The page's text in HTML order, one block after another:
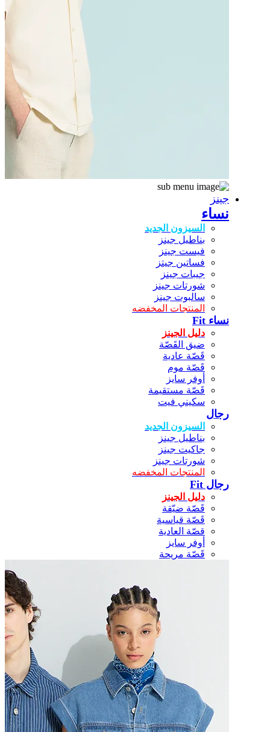
جينز
نساء
السيزون الجديد
بناطيل جينز
فيست جينز
فساتين جيتز
جيبات جينز
شورتات جينز
سالبوت جينز
المنتجات المخفضه
نساء Fit
دليل الجينز
ضيق القَصّة
قَصّة عادية
قَصّة موم
أوفر سايز
قَصّة مستقيمة
سكيني فيت
رجال
السيزون الجديد
بناطيل جينز
جاكيت جينز
شورتات جينز
المنتجات المخفضه
رجال Fit
دليل الجينز
قَصّة ضيّقة
قَصّة قياسية
قصّة العادية
أوفر سايز
قَصّة مريحة